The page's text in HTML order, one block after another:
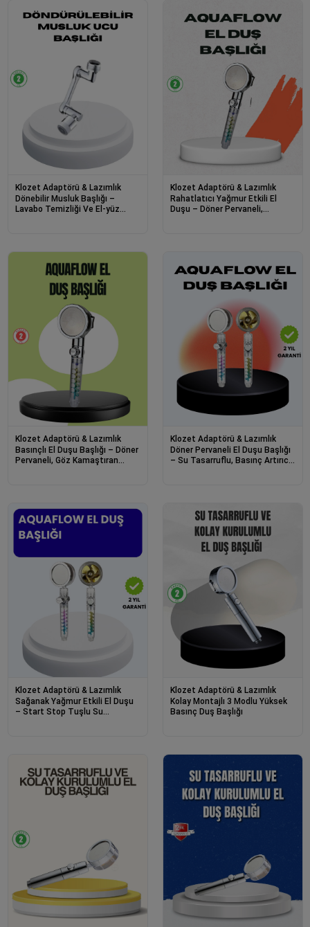
Klozet Adaptörü & Lazımlık
Dönebilir Musluk Başlığı –
Lavabo Temizliği Ve El-yüz
Klozet Adaptörü & Lazımlık
Rahatlatıcı Yağmur Etkili El
Duşu – Döner Pervaneli,
Klozet Adaptörü & Lazımlık
Basınçlı El Duşu Başlığı – Döner
Pervaneli, Göz Kamaştıran
Klozet Adaptörü & Lazımlık
Döner Pervaneli El Duşu Başlığı
– Su Tasarruflu, Basınç Artırıcı,
Klozet Adaptörü & Lazımlık
Sağanak Yağmur Etkili El Duşu
– Start Stop Tuşlu Su
Klozet Adaptörü & Lazımlık
Kolay Montajlı 3 Modlu Yüksek
Basınç Duş Başlığı